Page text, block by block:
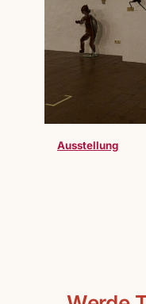
Ausstellung